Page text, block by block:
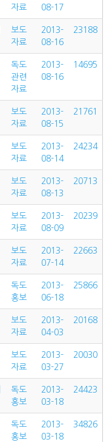
자료
08-17
보도
자료
2013-
08-16
23188
독도
관련
자료
2013-
08-16
14695
보도
자료
2013-
08-15
21761
보도
자료
2013-
08-14
24234
보도
자료
2013-
08-13
20713
보도
자료
2013-
08-09
20239
보도
자료
2013-
07-14
22663
독도
홍보
2013-
06-18
25866
보도
자료
2013-
04-03
20168
보도
자료
2013-
03-27
20030
독도
홍보
2013-
03-18
24423
독도
홍보
2013-
03-18
34826